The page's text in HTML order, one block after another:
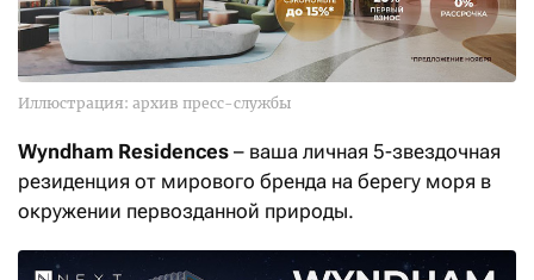
Иллюстрация: архив пресс-службы
Wyndham Residences – ваша личная 5-звездочная
резиденция от мирового бренда на берегу моря в
окружении первозданной природы.